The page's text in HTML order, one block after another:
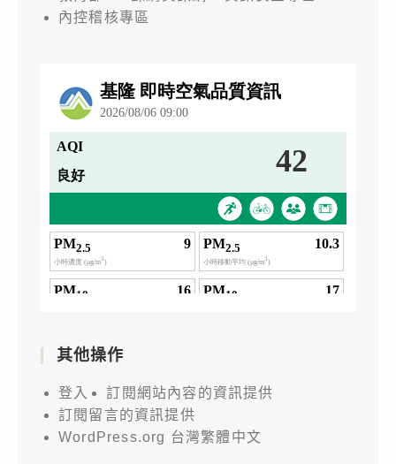
內控稽核專區
其他操作
登入
訂閱網站內容的資訊提供
訂閱留言的資訊提供
WordPress.org 台灣繁體中文